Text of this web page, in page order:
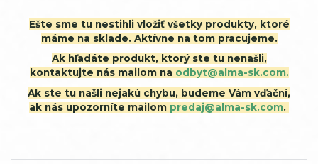
Ešte sme tu nestihli vložiť všetky produkty, ktoré
máme na sklade. Aktívne na tom pracujeme.
Ak hľadáte produkt, ktorý ste tu nenašli,
kontaktujte nás mailom na odbyt@alma-sk.com.
Ak ste tu našli nejakú chybu, budeme Vám vďační,
ak nás upozorníte mailom predaj@alma-sk.com.